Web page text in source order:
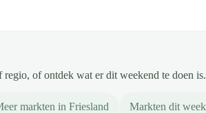
of ontdek wat er dit weekend te doen is.
markten in Friesland Markten dit